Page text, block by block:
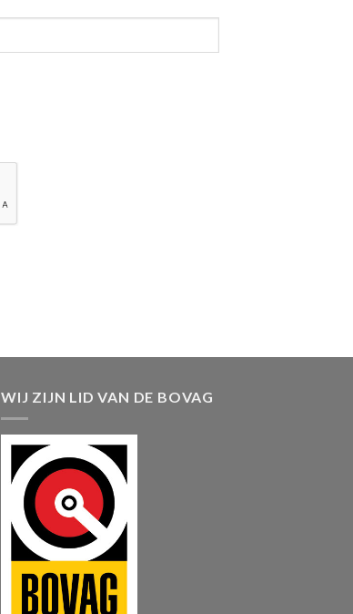
WIJ ZIJN LID VAN DE BOVAG